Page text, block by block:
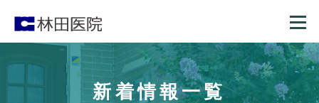
新着情報一覧